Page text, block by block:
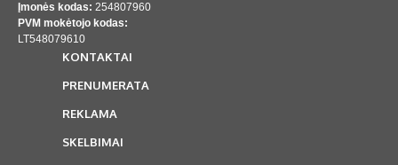
Įmonės kodas: 254807960
PVM mokėtojo kodas:
LT548079610
KONTAKTAI
PRENUMERATA
REKLAMA
SKELBIMAI